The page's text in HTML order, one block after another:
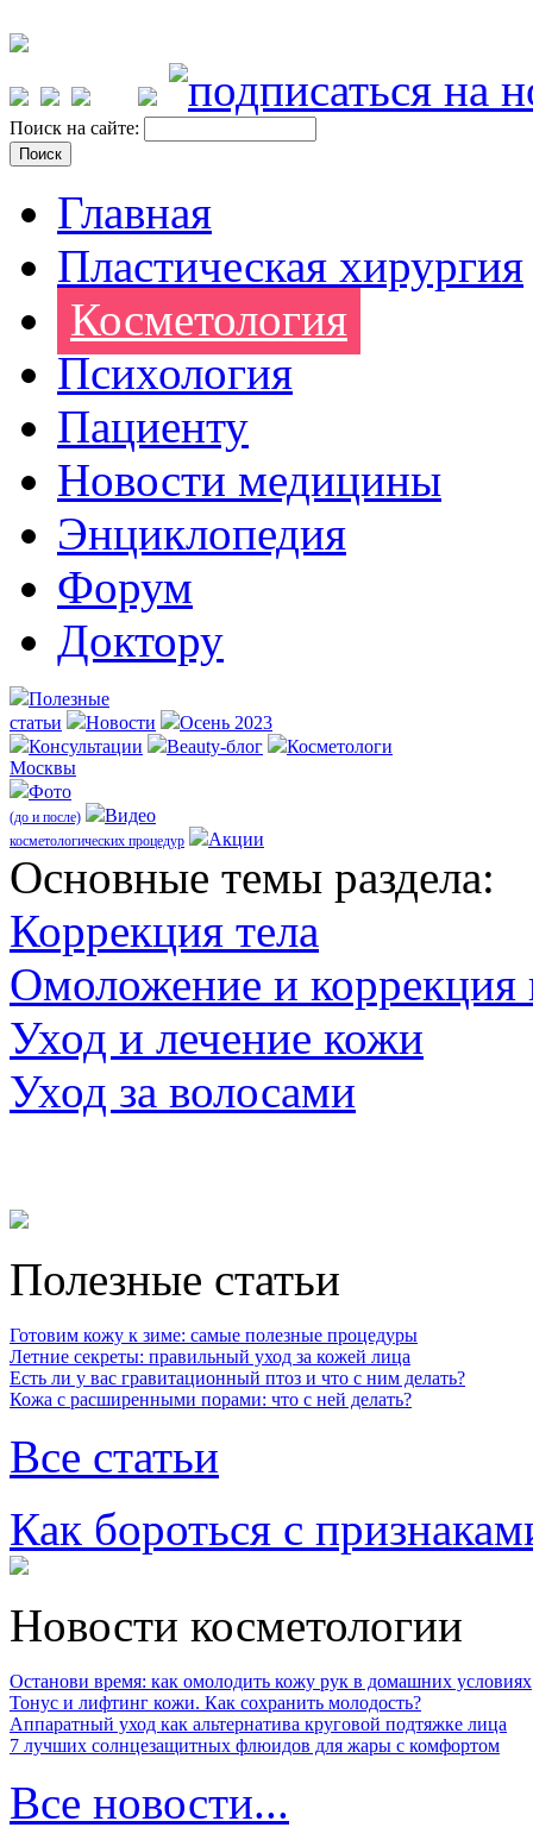
Поиск на сайте:
Главная
Пластическая хирургия
Косметология
Психология
Пациенту
Новости медицины
Энциклопедия
Форум
Доктору
Полезные
статьи
Новости
Осень 2023
Консультации
Beauty-блог
Косметологи
Москвы
Фото
(до и после) Видео
косметологических процедур Акции
Оcновные темы раздела:
Коррекция тела
Омоложение и коррекция
Уход и лечение кожи
Уход за волосами
Полезные статьи
Готовим кожу к зиме: самые полезные процедуры
Летние секреты: правильный уход за кожей лица
Есть ли у вас гравитационный птоз и что с ним делать?
Кожа с расширенными порами: что с ней делать?
Все статьи
Как бороться с
Новости косметологии
Останови время: как омолодить кожу рук в домашних условиях
Тонус и лифтинг кожи. Как сохранить молодость?
Аппаратный уход как альтернатива круговой подтяжке лица
7 лучших солнцезащитных флюидов для жары с комфортом
Все новости...